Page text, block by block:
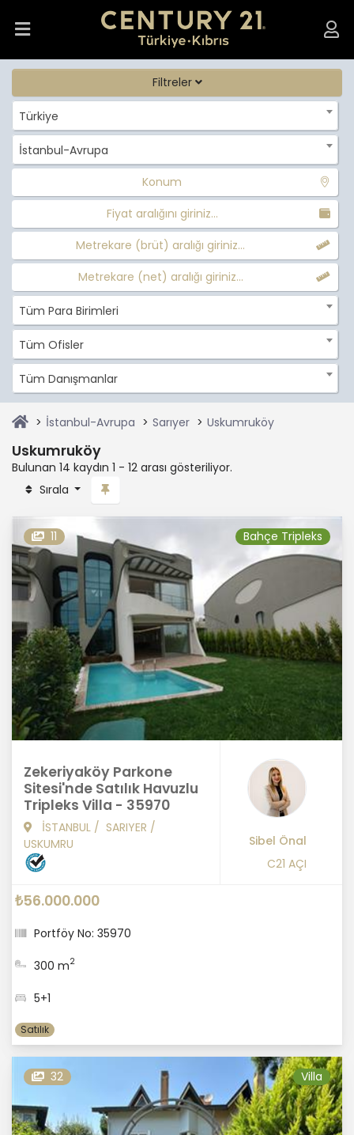
Filtreler
Türkiye
İstanbul-Avrupa
Konum
Fiyat aralığını giriniz...
Metrekare (brüt) aralığı giriniz...
Metrekare (net) aralığı giriniz...
Tüm Para Birimleri
Tüm Ofisler
Tüm Danışmanlar
İstanbul-Avrupa Sarıyer Uskumruköy
Uskumruköy
Bulunan 14 kaydın 1 - 12 arası gösteriliyor.
Sırala
11 Bahçe Tripleks
Zekeriyaköy Parkone
Sitesi'nde Satılık Havuzlu
Tripleks Villa - 35970
İSTANBUL / SARIYER /
USKUMRU
Sibel Önal
C21 AÇI
₺56.000.000
Portföy No: 35970
300 m2
5+1
Satılık
32 Villa